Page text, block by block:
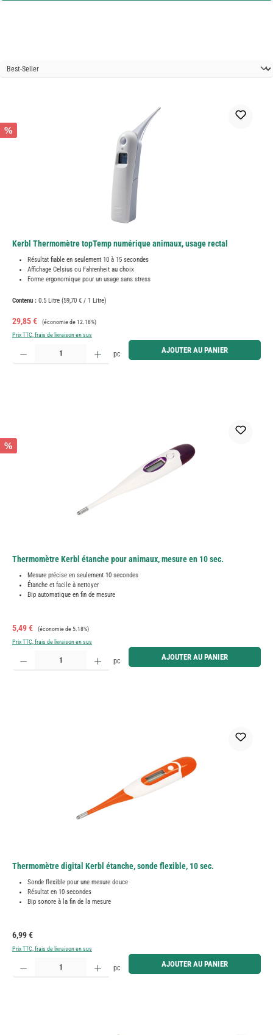
%
Kerbl Thermomètre topTemp numérique animaux, usage rectal
Résultat fiable en seulement 10 à 15 secondes
Affichage Celsius ou Fahrenheit au choix
Forme ergonomique pour un usage sans stress
Contenu : 0.5 Litre (59,70 € / 1 Litre)
Prix de vente :
29,85 € Prix régulier :
(économie de 12.18%)
Prix TTC, frais de livraison en sus
Quantité de produit : Entrez la quantité souhaitée ou utilisez les boutons pour augmenter ou
pc AJOUTER AU PANIER
%
Thermomètre Kerbl étanche pour animaux, mesure en 10 sec.
Mesure précise en seulement 10 secondes
Étanche et facile à nettoyer
Bip automatique en fin de mesure
Prix de vente :
5,49 € Prix régulier :
(économie de 5.18%)
Prix TTC, frais de livraison en sus
Quantité de produit : Entrez la quantité souhaitée ou utilisez les boutons pour augmenter ou
pc AJOUTER AU PANIER
Thermomètre digital Kerbl étanche, sonde flexible, 10 sec.
Sonde flexible pour une mesure douce
Résultat en 10 secondes
Bip sonore à la fin de la mesure
Prix régulier :
6,99 €
Prix TTC, frais de livraison en sus
Quantité de produit : Entrez la quantité souhaitée ou utilisez les boutons pour augmenter ou
pc AJOUTER AU PANIER